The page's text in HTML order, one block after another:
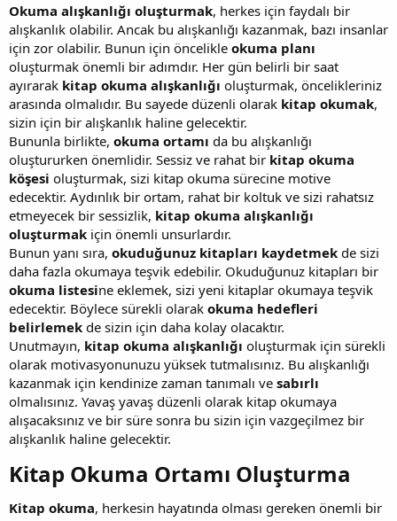
Okuma alışkanlığı oluşturmak, herkes için faydalı bir
alışkanlık olabilir. Ancak bu alışkanlığı kazanmak, bazı insanlar
için zor olabilir. Bunun için öncelikle okuma planı
oluşturmak önemli bir adımdır. Her gün belirli bir saat
ayırarak kitap okuma alışkanlığı oluşturmak, öncelikleriniz
arasında olmalıdır. Bu sayede düzenli olarak kitap okumak,
sizin için bir alışkanlık haline gelecektir.
Bununla birlikte, okuma ortamı da bu alışkanlığı
oluştururken önemlidir. Sessiz ve rahat bir kitap okuma
köşesi oluşturmak, sizi kitap okuma sürecine motive
edecektir. Aydınlık bir ortam, rahat bir koltuk ve sizi rahatsız
etmeyecek bir sessizlik, kitap okuma alışkanlığı
oluşturmak için önemli unsurlardır.
Bunun yanı sıra, okuduğunuz kitapları kaydetmek de sizi
daha fazla okumaya teşvik edebilir. Okuduğunuz kitapları bir
okuma listesine eklemek, sizi yeni kitaplar okumaya teşvik
edecektir. Böylece sürekli olarak okuma hedefleri
belirlemek de sizin için daha kolay olacaktır.
Unutmayın, kitap okuma alışkanlığı oluşturmak için sürekli
olarak motivasyonunuzu yüksek tutmalısınız. Bu alışkanlığı
kazanmak için kendinize zaman tanımalı ve sabırlı
olmalısınız. Yavaş yavaş düzenli olarak kitap okumaya
alışacaksınız ve bir süre sonra bu sizin için vazgeçilmez bir
alışkanlık haline gelecektir.
Kitap Okuma Ortamı Oluşturma​
Kitap okuma, herkesin hayatında olması gereken önemli bir